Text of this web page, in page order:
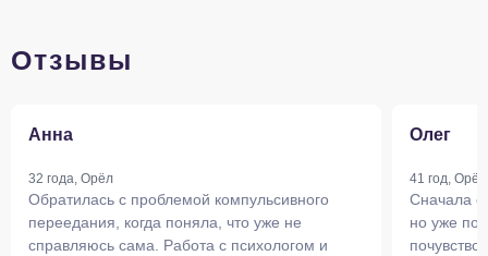
Отзывы
Анна
32 года, Орёл
Обратилась с проблемой компульсивного
переедания, когда поняла, что уже не
справляюсь сама. Работа с психологом и
Олег
41 год, Орёл
Сначала
но уже